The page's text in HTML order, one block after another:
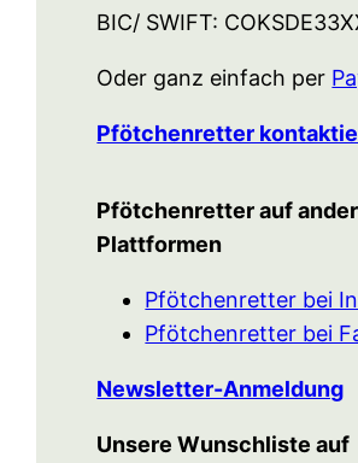
BIC/ SWIFT:
Oder ganz einfach per
Pfötchenretter
Pfötchenretter auf
Plattformen
Pfötchenretter bei
Pfötchenretter bei
Newsletter-Anmeldung
Unsere Wunschliste auf